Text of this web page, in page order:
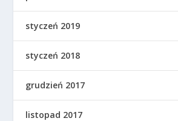
styczeń 2019
styczeń 2018
grudzień 2017
listopad 2017